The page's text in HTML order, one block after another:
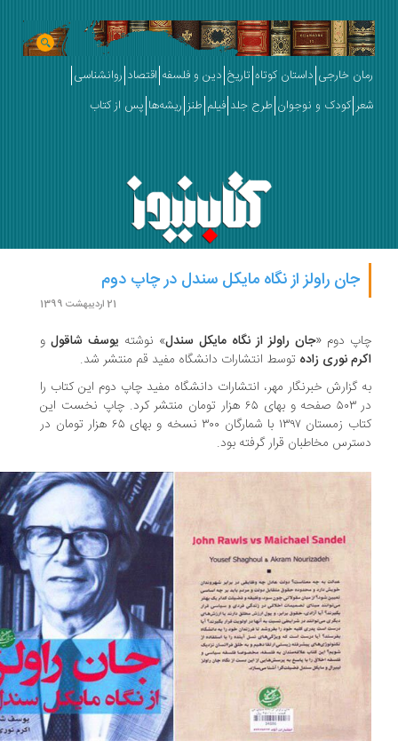
خارجی داستان کوتاه تاریخ دین و فلسفه اقتصاد روانشناسی
کودک و نوجوان طرح جلد فیلم طنز ریشه‌ها پس از کتاب
جان راولز از نگاه مایکل سندل در چاپ دوم
دوم « جان راولز از نگاه مایکل سندل » نوشتهیوسف شاقول و
نوری زادهتوسط انتشارات دانشگاه مفید قم منتشر شد.
گزارش خبرنگار مهر، انتشارات دانشگاه مفید چاپ دوم این کتاب را
در ۵۰۳ صفحه و بهای ۶۵ هزار تومان منتشر کرد. چاپ نخست این
کتاب زمستان ۱۳۹۷ با شمارگان ۳۰۰ نسخه و بهای ۶۵ هزار تومان در
مخاطبان قرار گرفته بود.